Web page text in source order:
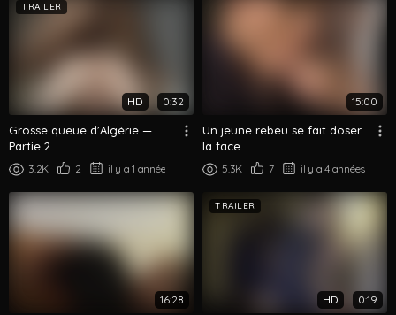
TRAILER
HD 0:32
Grosse queue d’Algérie —
Partie 2
3.2K 2 il y a 1 année
15:00
Un jeune rebeu se fait doser
la face
5.3K 7 il y a 4 années
16:28
TRAILER
HD 0:19